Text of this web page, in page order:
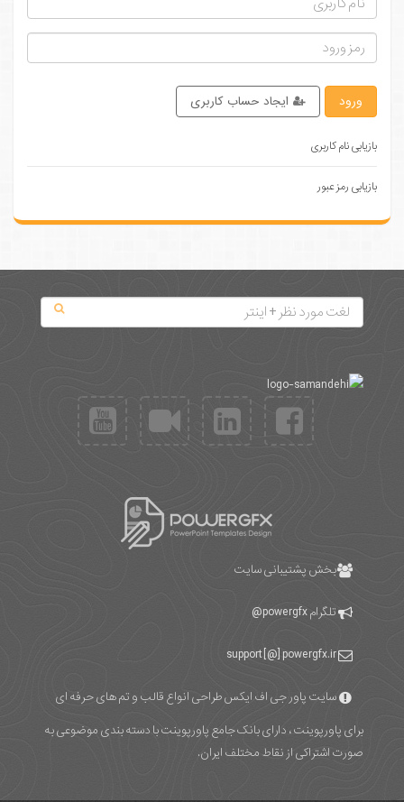
ورود ایجاد حساب کاربری
بازیابی نام کاربری
بازیابی رمز عبور
بخش پشتیبانی سایت
تلگرامpowergfx@
سایت پاور جی اف ایکس طراحی انواع قالب و تم های حرفه ای
برای پاورپوینت ، دارای بانک جامع پاورپوینت با دسته بندی موضوعی به
صورت اشتراکی از نقاط مختلف ایران.